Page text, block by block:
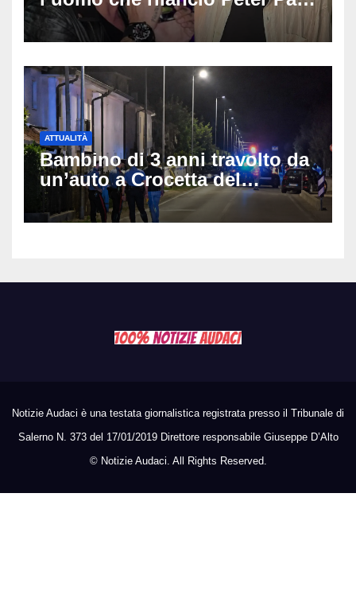
e Villa delle Rose: aveva 59
anni
ATTUALITÀ
Bambino di 3 anni travolto da
un’auto a Crocetta del
Montello: è gravissimo,
trasportato in elicottero a
Notizie Audaci è una testata giornalistica registrata presso il Tribunale di
Salerno N. 373 del 17/01/2019 Direttore responsabile Giuseppe D’Alto
© Notizie Audaci. All Rights Reserved.